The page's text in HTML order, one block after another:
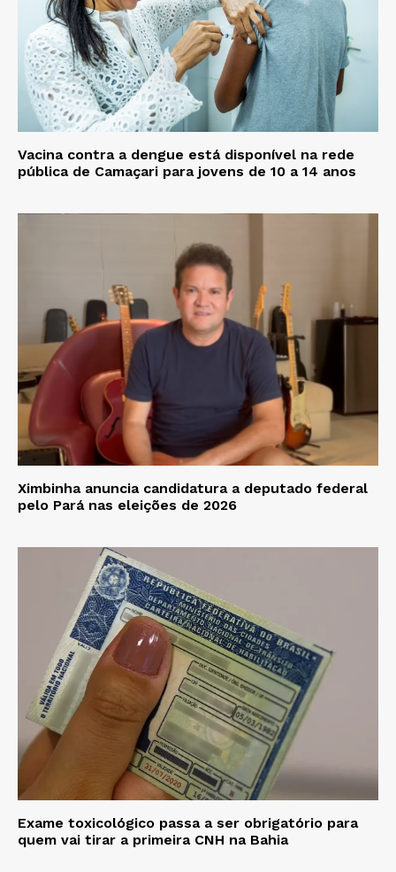
Vacina contra a dengue está disponível na rede
pública de Camaçari para jovens de 10 a 14 anos
Ximbinha anuncia candidatura a deputado federal
pelo Pará nas eleições de 2026
Exame toxicológico passa a ser obrigatório para
quem vai tirar a primeira CNH na Bahia